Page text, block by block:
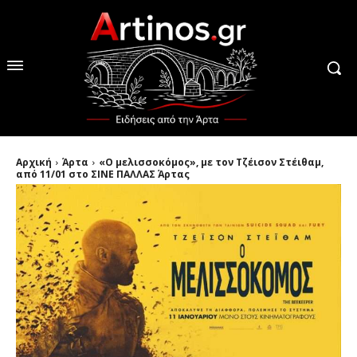
Αρχική Άρτα
«Ο μελισσοκόμος», με τον Τζέισον Στέιθαμ,
από 11/01 στο ΣΙΝΕ ΠΑΛΛΑΣ Άρτας